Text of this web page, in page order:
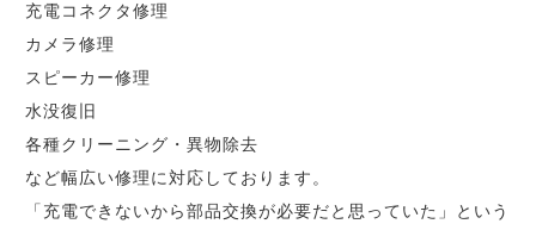
充電コネクタ修理
カメラ修理
スピーカー修理
水没復旧
各種クリーニング・異物除去
など幅広い修理に対応しております。
「充電できないから部品交換が必要だと思っていた」という